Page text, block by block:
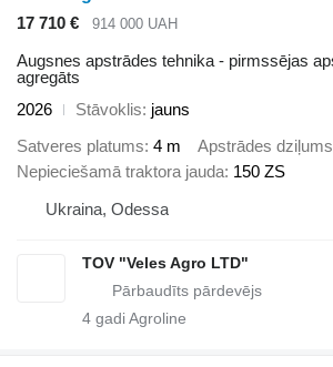
17 710 €
914 000 UAH
Augsnes apstrādes tehnika - pirmssējas
agregāts
2026
Stāvoklis jauns
Satveres platums 4 m Apstrādes dziļums
Nepieciešamā traktora jauda 150 ZS
Ukraina, Odessa
TOV "Veles Agro LTD"
4 gadi Agroline